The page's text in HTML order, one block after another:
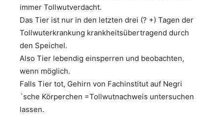
immer Tollwutverdacht.
Das Tier ist nur in den letzten drei (? +) Tagen der
Tollwuterkrankung krankheitsübertragend durch
den Speichel.
Also Tier lebendig einsperren und beobachten,
wenn möglich.
Falls Tier tot, Gehirn von Fachinstitut auf Negri
´sche Körperchen =Tollwutnachweis untersuchen
lassen.